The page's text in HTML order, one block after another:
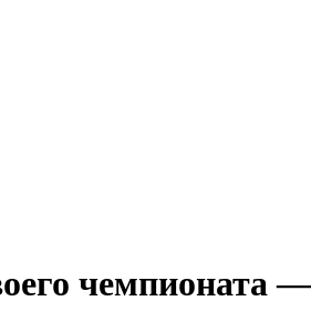
чемпионата